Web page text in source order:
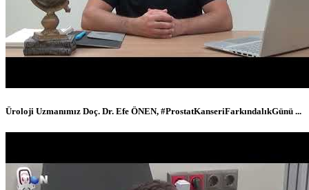
Üroloji Uzmanımız Doç. Dr. Efe ÖNEN, #ProstatKanseriFarkındalıkGünü ...